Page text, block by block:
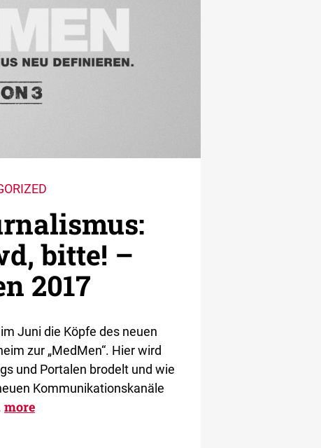
bitte! –
2017
Juni die Köpfe des neuen
zur „MedMen“. Hier wird
und Portalen brodelt und wie
Kommunikationskanäle
more